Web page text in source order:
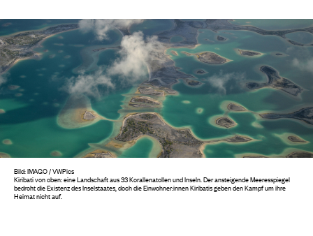
Bild: IMAGO / VWPics
Kiribati von oben: eine Landschaft aus 33 Korallenatollen und Inseln. Der ansteigende Meeresspiegel
bedroht die Existenz des Inselstaates, doch die Einwohner:innen Kiribatis geben den Kampf um ihre
Heimat nicht auf.